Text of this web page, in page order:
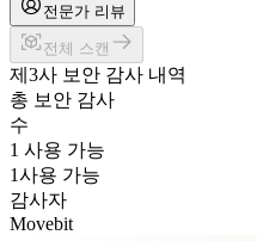
전문가 리뷰
전체 스캔
제3사 보안 감사 내역
총 보안 감사
수
1 사용 가능
1사용 가능
감사자
Movebit